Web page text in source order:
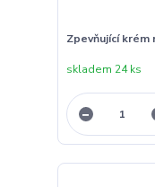
Zpevňující
skladem 24 ks